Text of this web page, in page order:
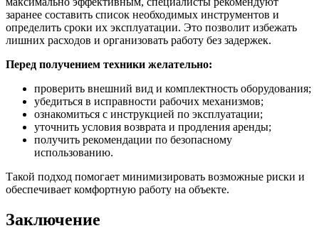
заранее составить список необходимых инструментов и
определить сроки их эксплуатации. Это позволит избежать
лишних расходов и организовать работу без задержек.
Перед получением техники желательно:
проверить внешний вид и комплектность оборудования;
убедиться в исправности рабочих механизмов;
ознакомиться с инструкцией по эксплуатации;
уточнить условия возврата и продления аренды;
получить рекомендации по безопасному
использованию.
Такой подход помогает минимизировать возможные риски и
обеспечивает комфортную работу на объекте.
Заключение